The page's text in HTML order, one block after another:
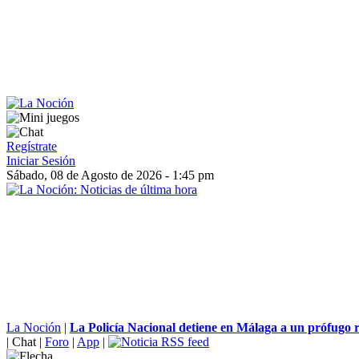
Regístrate
Iniciar Sesión
Sábado, 08 de Agosto de 2026 - 1:45 pm
La Noción | La Policía Nacional detiene en Málaga a un prófugo
| Chat | Foro | App |